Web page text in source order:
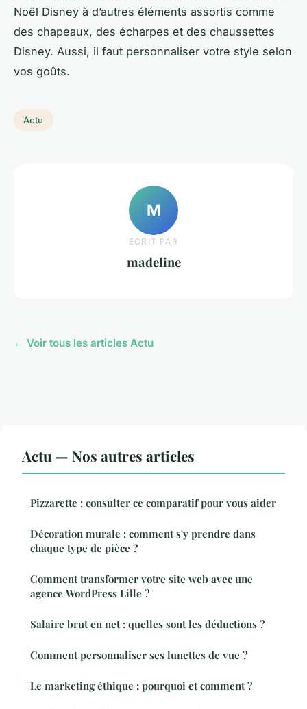
Noël Disney à d’autres éléments assortis comme
des chapeaux, des écharpes et des chaussettes
Disney. Aussi, il faut personnaliser votre style selon
vos goûts.
Actu
M
ECRIT PAR
madeline
← Voir tous les articles Actu
Actu — Nos autres articles
Pizzarette : consulter ce comparatif pour vous aider
Décoration murale : comment s'y prendre dans
chaque type de pièce ?
Comment transformer votre site web avec une
agence WordPress Lille ?
Salaire brut en net : quelles sont les déductions ?
Comment personnaliser ses lunettes de vue ?
Le marketing éthique : pourquoi et comment ?